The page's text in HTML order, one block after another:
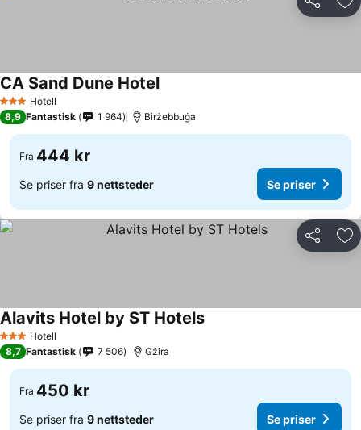
Del
3 StjernerHotell
CA Sand Dune Hotel
8,9 Fantastisk 1 964 Birżebbuġa
Fra 444 kr
Se priser fra 9 nettsteder Se priser
Del
3 StjernerHotell
Alavits Hotel by ST Hotels
8,7 Fantastisk 7 506 Gżira
Fra 450 kr
Se priser fra 9 nettsteder Se priser